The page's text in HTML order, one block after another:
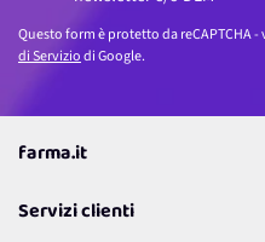
Questo form è protetto da reCAPTCHA -
di Serviziodi Google.
farma.it
Coupon
Servizi clienti